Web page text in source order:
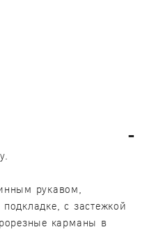
рукавом,
с застежкой
карманы в